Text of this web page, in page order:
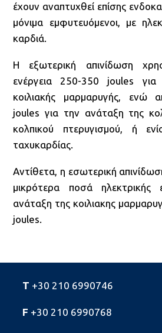
έχουν αναπτυχθεί επίσης
μόνιμα εμφυτευόμενοι, με
καρδιά.
Η εξωτερική απινίδωση
ενέργεια 250-350 joules
κοιλιακής μαρμαρυγής, ενώ
joules για την ανάταξη της
κολπικού πτερυγισμού, ή
ταχυκαρδίας.
Αντίθετα, η εσωτερική
μικρότερα ποσά ηλεκτρικής
ανάταξη της κοιλιακης
joules.
T +30 210 6990746
F +30 210 6990768